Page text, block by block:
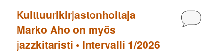
Kulttuurikirjastonhoitaja
Marko Aho on myös
jazzkitaristi • Intervalli 1/2026